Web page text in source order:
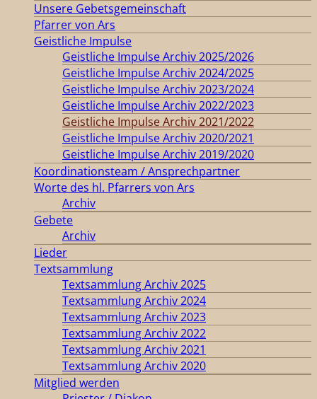
Unsere Gebetsgemeinschaft
Pfarrer von Ars
Geistliche Impulse
Geistliche Impulse Archiv 2025/2026
Geistliche Impulse Archiv 2024/2025
Geistliche Impulse Archiv 2023/2024
Geistliche Impulse Archiv 2022/2023
Geistliche Impulse Archiv 2021/2022
Geistliche Impulse Archiv 2020/2021
Geistliche Impulse Archiv 2019/2020
Koordinationsteam / Ansprechpartner
Worte des hl. Pfarrers von Ars
Archiv
Gebete
Archiv
Lieder
Textsammlung
Textsammlung Archiv 2025
Textsammlung Archiv 2024
Textsammlung Archiv 2023
Textsammlung Archiv 2022
Textsammlung Archiv 2021
Textsammlung Archiv 2020
Mitglied werden